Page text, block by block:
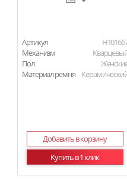
Артикул
Механизм
Пол
Материал ремня
Добавить в корзину
Купить в 1 клик